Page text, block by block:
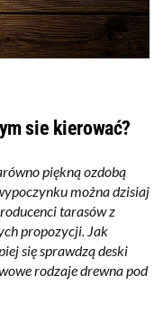
sie kierować?
piękną ozdobą
można dzisiaj
tarasów z
propozycji. Jak
się sprawdzą deski
rodzaje drewna pod